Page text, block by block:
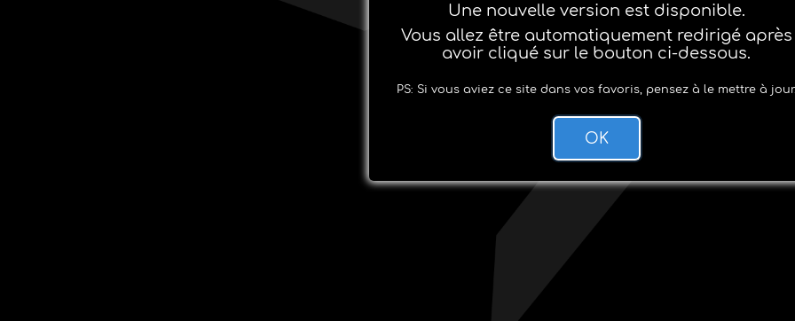
Une nouvelle version est disponible.
Vous allez être automatiquement redirigé après
avoir cliqué sur le bouton ci-dessous.
PS: Si vous aviez ce site dans vos favoris, pensez à le mettre à
OK